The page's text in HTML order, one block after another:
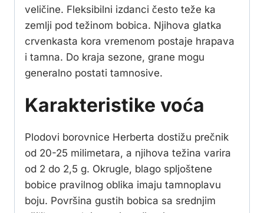
veličine. Fleksibilni izdanci često teže ka
zemlji pod težinom bobica. Njihova glatka
crvenkasta kora vremenom postaje hrapava
i tamna. Do kraja sezone, grane mogu
generalno postati tamnosive.
Karakteristike voća
Plodovi borovnice Herberta dostižu prečnik
od 20-25 milimetara, a njihova težina varira
od 2 do 2,5 g. Okrugle, blago spljoštene
bobice pravilnog oblika imaju tamnoplavu
boju. Površina gustih bobica sa srednjim